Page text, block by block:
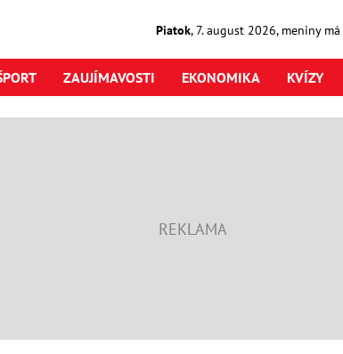
Piatok,7. august2026, meniny má
ZAUJÍMAVOSTI EKONOMIKA KVÍZY